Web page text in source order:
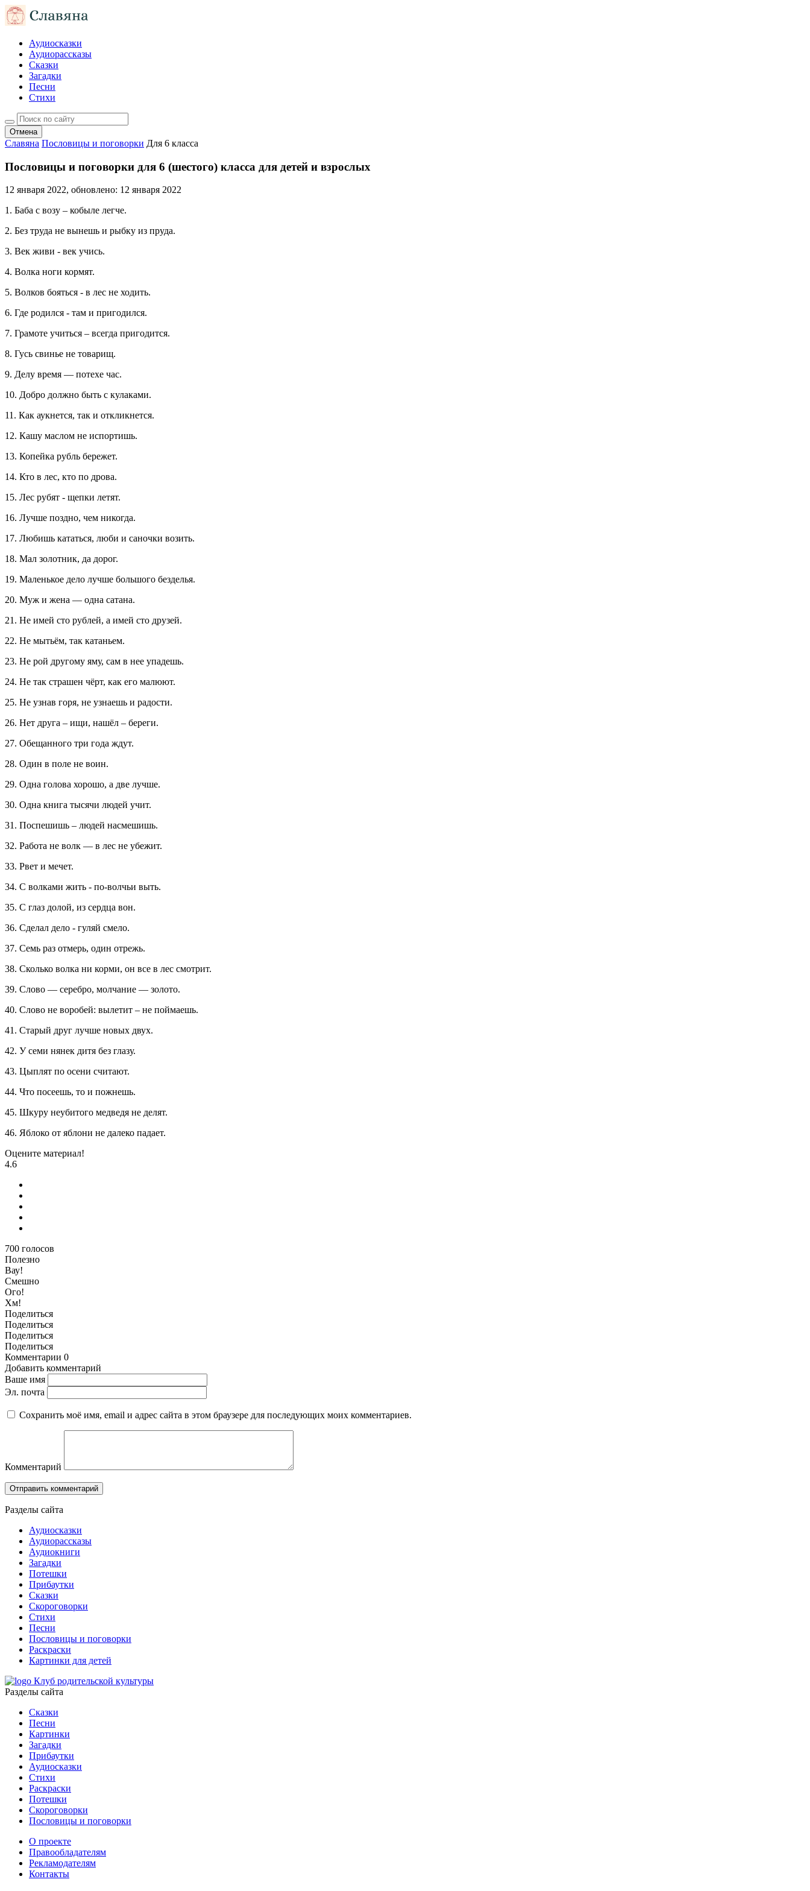
Аудиосказки
Аудиорассказы
Сказки
Загадки
Песни
Стихи
Отмена
Славяна Пословицы и поговорки Для 6 класса
Пословицы и поговорки для 6 (шестого) класса для детей и взрослых
12 января 2022, обновлено: 12 января 2022
1. Баба с возу – кобыле легче.
2. Без труда не вынешь и рыбку из пруда.
3. Век живи - век учись.
4. Волка ноги кормят.
5. Волков бояться - в лес не ходить.
6. Где родился - там и пригодился.
7. Грамоте учиться – всегда пригодится.
8. Гусь свинье не товарищ.
9. Делу время — потехе час.
10. Добро должно быть с кулаками.
11. Как аукнется, так и откликнется.
12. Кашу маслом не испортишь.
13. Копейка рубль бережет.
14. Кто в лес, кто по дрова.
15. Лес рубят - щепки летят.
16. Лучше поздно, чем никогда.
17. Любишь кататься, люби и саночки возить.
18. Мал золотник, да дорог.
19. Маленькое дело лучше большого безделья.
20. Муж и жена — одна сатана.
21. Не имей сто рублей, а имей сто друзей.
22. Не мытьём, так катаньем.
23. Не рой другому яму, сам в нее упадешь.
24. Не так страшен чёрт, как его малюют.
25. Не узнав горя, не узнаешь и радости.
26. Нет друга – ищи, нашёл – береги.
27. Обещанного три года ждут.
28. Один в поле не воин.
29. Одна голова хорошо, а две лучше.
30. Одна книга тысячи людей учит.
31. Поспешишь – людей насмешишь.
32. Работа не волк — в лес не убежит.
33. Рвет и мечет.
34. С волками жить - по-волчьи выть.
35. С глаз долой, из сердца вон.
36. Сделал дело - гуляй смело.
37. Семь раз отмерь, один отрежь.
38. Сколько волка ни корми, он все в лес смотрит.
39. Слово — серебро, молчание — золото.
40. Слово не воробей: вылетит – не поймаешь.
41. Старый друг лучше новых двух.
42. У семи нянек дитя без глазу.
43. Цыплят по осени считают.
44. Что посеешь, то и пожнешь.
45. Шкуру неубитого медведя не делят.
46. Яблоко от яблони не далеко падает.
Оцените материал!
4.6
700 голосов
Полезно
Вау!
Смешно
Ого!
Хм!
Поделиться
Поделиться
Поделиться
Поделиться
Комментарии 0
Добавить комментарий
Ваше имя
Эл. почта
Сохранить моё имя, email и адрес сайта в этом браузере для последующих моих комментариев.
Комментарий
Разделы сайта
Аудиосказки
Аудиорассказы
Аудиокниги
Загадки
Потешки
Прибаутки
Сказки
Скороговорки
Стихи
Песни
Пословицы и поговорки
Раскраски
Картинки для детей
Клуб родительской культуры
Разделы сайта
Сказки
Песни
Картинки
Загадки
Прибаутки
Аудиосказки
Стихи
Раскраски
Потешки
Скороговорки
Пословицы и поговорки
О проекте
Правообладателям
Рекламодателям
Контакты